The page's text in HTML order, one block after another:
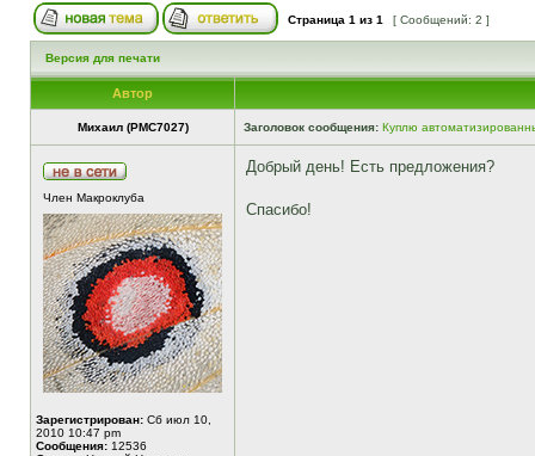
Страница 1 из 1 [ Сообщений: 2 ]
Версия для печати
Автор
Михаил (РМС7027) Заголовок сообщения: Куплю
Член Макроклуба
Зарегистрирован: Сб июл 10,
2010 10:47 pm
Сообщения: 12536
Добрый день! Есть предложения?
Спасибо!